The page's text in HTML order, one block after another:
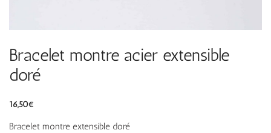
Bracelet montre acier extensible
doré
16,50€
Bracelet montre extensible doré